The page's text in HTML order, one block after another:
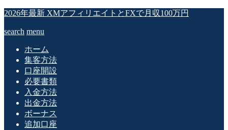
2026年最新 XMアフィリエイトとFXで月収100万円
search menu
ホーム
集客方法
口座開設
必要書類
入金方法
出金方法
ボーナス
追加口座